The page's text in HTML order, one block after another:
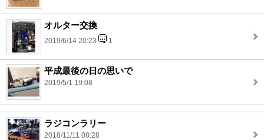
オルター交換
2019/6/14 20:23 1
平成最後の日の思いで
2019/5/1 19:08
ラジコンラリー
2018/11/11 08:28